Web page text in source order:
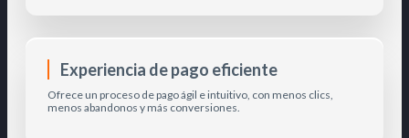
Experiencia de pago eficiente
Ofrece un proceso de pago ágil e intuitivo, con menos clics,
menos abandonos y más conversiones.